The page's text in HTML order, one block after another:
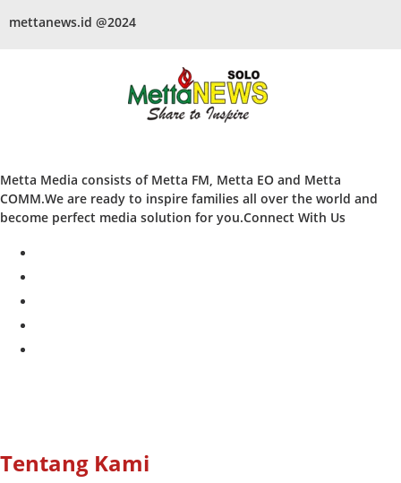
mettanews.id @2024
Metta Media consists of Metta FM, Metta EO and Metta
COMM.We are ready to inspire families all over the world and
become perfect media solution for you.Connect With Us
Tentang Kami